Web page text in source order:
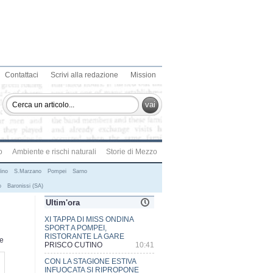
Contattaci Scrivi alla redazione Mission
vai
Ambiente e rischi naturali Storie di Mezzo
S.Marzano Pompei Sarno
Baronissi (SA)
Ultim'ora
CON LA STAGIONE ESTIVA
INFUOCATA SI RIPROPONE
L'ANNOSO PROBLEMA DEGLI
INCENDI BOSCHIVI
PRISCO CUTINO
15:23
STIPENDI INCOMPLETI AL DEA